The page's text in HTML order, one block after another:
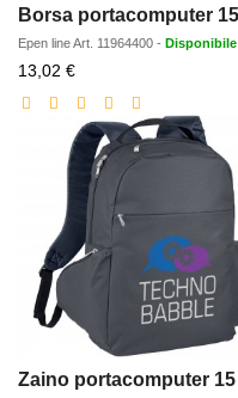
Epen lineArt. 11964400 - Disponibile
13,02 €Prezzo
scontato